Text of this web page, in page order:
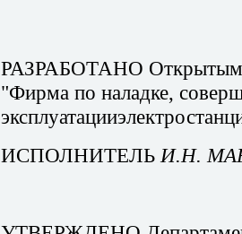
РАЗРАБОТАНО Открытым
"Фирма по наладке,
ИСПОЛНИТЕЛЬ И.Н.